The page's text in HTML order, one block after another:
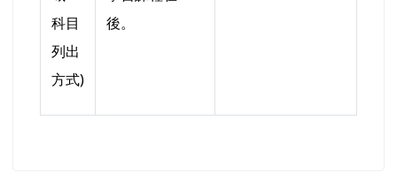
科目
列出
方式)
後。